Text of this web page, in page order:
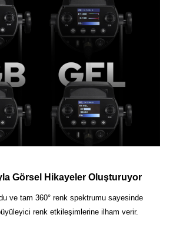
Görsel Hikayeler Oluşturuyor
ve tam 360° renk spektrumu sayesinde
renk etkileşimlerine ilham verir.